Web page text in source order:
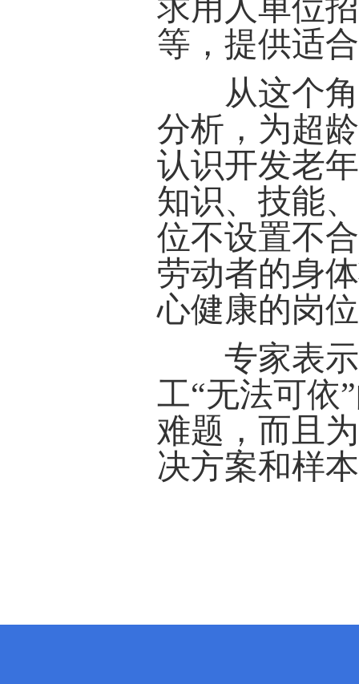
求用人单位
等，提供适
从这个角
分析，为超
认识开发老
知识、技能
位不设置不
劳动者的身
心健康的岗
专家表示
工“无法可依
难题，而且
决方案和样